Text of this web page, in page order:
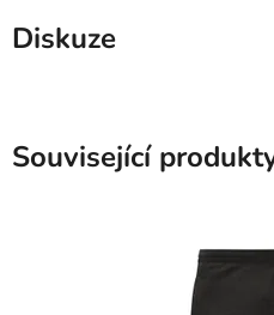
Diskuze
Související